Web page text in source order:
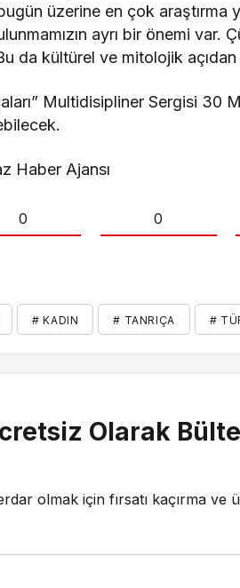
üzerine en çok araştırma
ayrı bir önemi var.
da kültürel ve mitolojik
Multidisipliner Sergisi 30
Haber Ajansı
0 0
# KADIN # TANRIÇA #
Olarak
olmak için fırsatı kaçırma